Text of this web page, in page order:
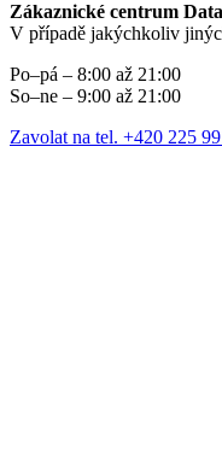
Zákaznické centrum
V případě jakýchkoliv
Po–pá – 8:00 až 21:00
So–ne – 9:00 až 21:00
Zavolat na tel. +420 225